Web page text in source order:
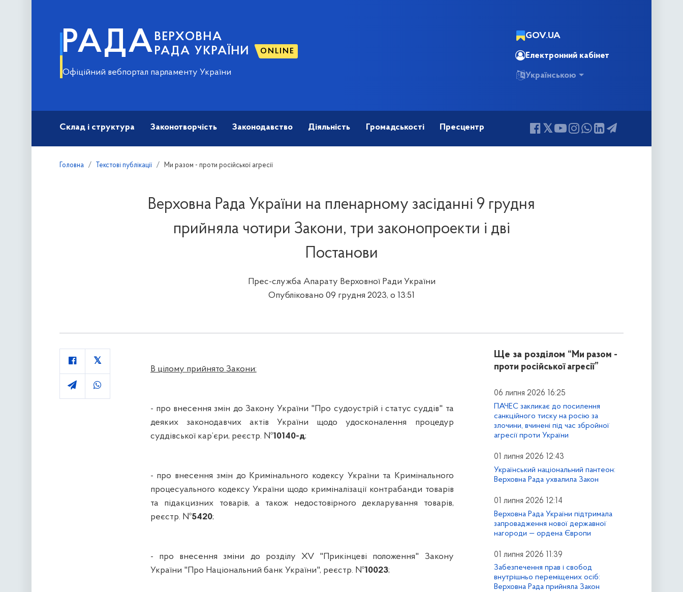
РАДА ВЕРХОВНА
РАДА УКРАЇНИ
ONLINE
Офіційний вебпортал парламенту України
GOV.UA
Електронний кабінет
Українською
Склад і структура Законотворчість Законодавство Діяльність Громадськості Пресцентр
Головна Текстові публікації Ми разом - проти російської агресії
Верховна Рада України на пленарному засіданні 9 грудня
прийняла чотири Закони, три законопроекти і дві
Постанови
Прес-служба Апарату Верховної Ради України
Опубліковано 09 грудня 2023, о 13:51
В цілому прийнято Закони:
- про внесення змін до Закону України "Про судоустрій і статус суддів" та
деяких законодавчих актів України щодо удосконалення процедур
суддівської кар’єри, реєстр. №10140-д;
- про внесення змін до Кримінального кодексу України та Кримінального
процесуального кодексу України щодо криміналізації контрабанди товарів
та підакцизних товарів, а також недостовірного декларування товарів,
реєстр. №5420;
- про внесення зміни до розділу XV "Прикінцеві положення" Закону
України "Про Національний банк України", реєстр. №10023;
Ще за розділом “Ми разом -
проти російської агресії”
06 липня 2026 16:25
ПАЧЕС закликає до посилення
санкційного тиску на росію за
злочини, вчинені під час збройної
агресії проти України
01 липня 2026 12:43
Український національний пантеон:
Верховна Рада ухвалила Закон
01 липня 2026 12:14
Верховна Рада України підтримала
запровадження нової державної
нагороди — ордена Європи
01 липня 2026 11:39
Забезпечення прав і свобод
внутрішньо переміщених осіб:
Верховна Рада прийняла Закон